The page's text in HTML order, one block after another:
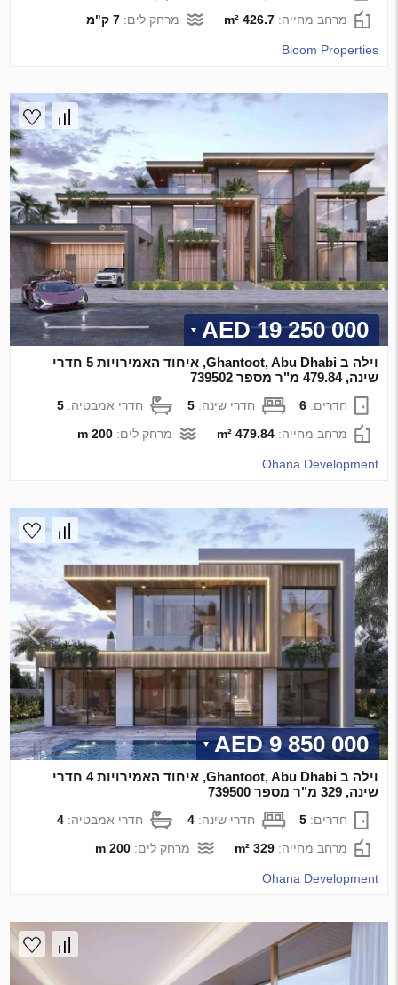
מרחב מחייה:426.7 m² מרחק לים:7 ק"מ
Bloom Properties
19 250 000 AED
וילה ב Ghantoot, Abu Dhabi, איחוד האמירויות 5 חדרי
שינה, 479.84 מ"ר מספר 739502
חדרים:6 חדרי שינה:5 חדרי אמבטיה:5
מרחב מחייה:479.84 m² מרחק לים:200 m
Ohana Development
9 850 000 AED
וילה ב Ghantoot, Abu Dhabi, איחוד האמירויות 4 חדרי
שינה, 329 מ"ר מספר 739500
חדרים:5 חדרי שינה:4 חדרי אמבטיה:4
מרחב מחייה:329 m² מרחק לים:200 m
Ohana Development